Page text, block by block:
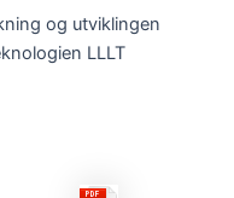
og utviklingen
LLLT